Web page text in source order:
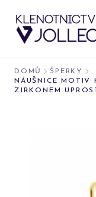
DOMŮ
ŠPERKY
NÁUŠNICE MOTIV
ZIRKONEM